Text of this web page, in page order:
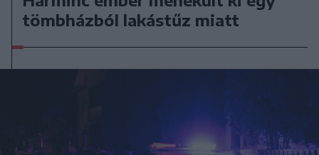
tömbházból lakástűz miatt